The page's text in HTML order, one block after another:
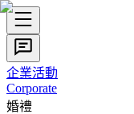
企業活動
Corporate
婚禮